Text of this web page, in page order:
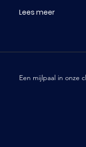
Lees meer
Een mijlpaal in onze